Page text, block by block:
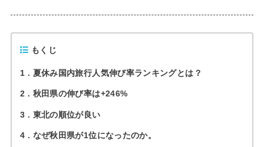
もくじ
1 夏休み国内旅行人気伸び率ランキングとは？
2 秋田県の伸び率は+246%
3 東北の順位が良い
4 なぜ秋田県が1位になったのか。